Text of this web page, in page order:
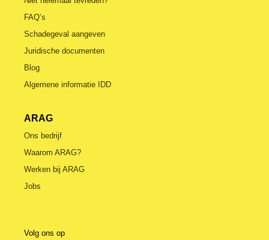
FAQ’s
Schadegeval aangeven
Juridische documenten
Blog
Algemene informatie IDD
ARAG
Ons bedrijf
Waarom ARAG?
Werken bij ARAG
Jobs
Volg ons op